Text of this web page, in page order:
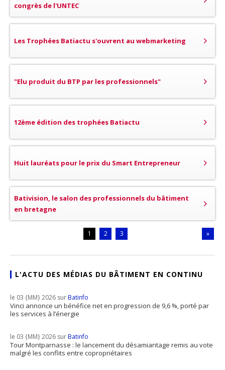
congrès de l'UNTEC
Les Trophées Batiactu s'ouvrent au webmarketing
"Elu produit du BTP par les professionnels"
12ème édition des trophées Batiactu
Huit lauréats pour le prix du Smart Entrepreneur
Bativision, le salon des professionnels du bâtiment
en bretagne
»
1 2 3
L'ACTU DES MÉDIAS DU BÂTIMENT EN CONTINU
le 03 {MM} 2026 surBatinfo
Vinci annonce un bénéfice net en progression de 9,6 %, porté par
les services à l’énergie
le 03 {MM} 2026 surBatinfo
Tour Montparnasse : le lancement du désamiantage remis au vote
malgré les conflits entre copropriétaires